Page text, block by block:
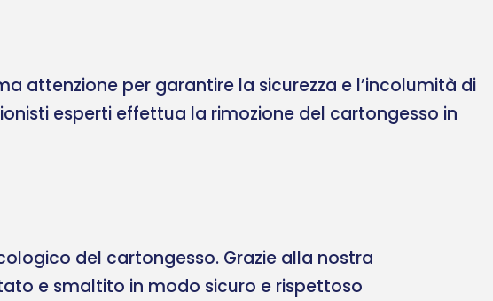
attenzione per garantire la sicurezza e l’incolumità di
esperti effettua la rimozione del cartongesso in
del cartongesso. Grazie alla nostra
e smaltito in modo sicuro e rispettoso